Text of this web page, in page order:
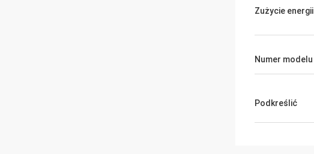
Zużycie energii
Numer modelu
Podkreślić